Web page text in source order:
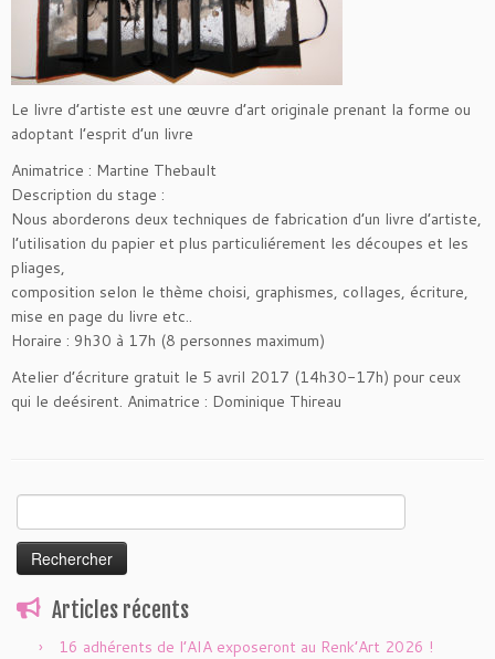
Le livre d’artiste est une œuvre d’art originale prenant la forme ou
adoptant l’esprit d’un livre
Animatrice : Martine Thebault
Description du stage :
Nous aborderons deux techniques de fabrication d’un livre d’artiste,
l’utilisation du papier et plus particuliérement les découpes et les
pliages,
composition selon le thème choisi, graphismes, collages, écriture,
mise en page du livre etc..
Horaire : 9h30 à 17h (8 personnes maximum)
Atelier d’écriture gratuit le 5 avril 2017 (14h30-17h) pour ceux
qui le deésirent. Animatrice : Dominique Thireau
Articles récents
16 adhérents de l’AIA exposeront au Renk’Art 2026 !